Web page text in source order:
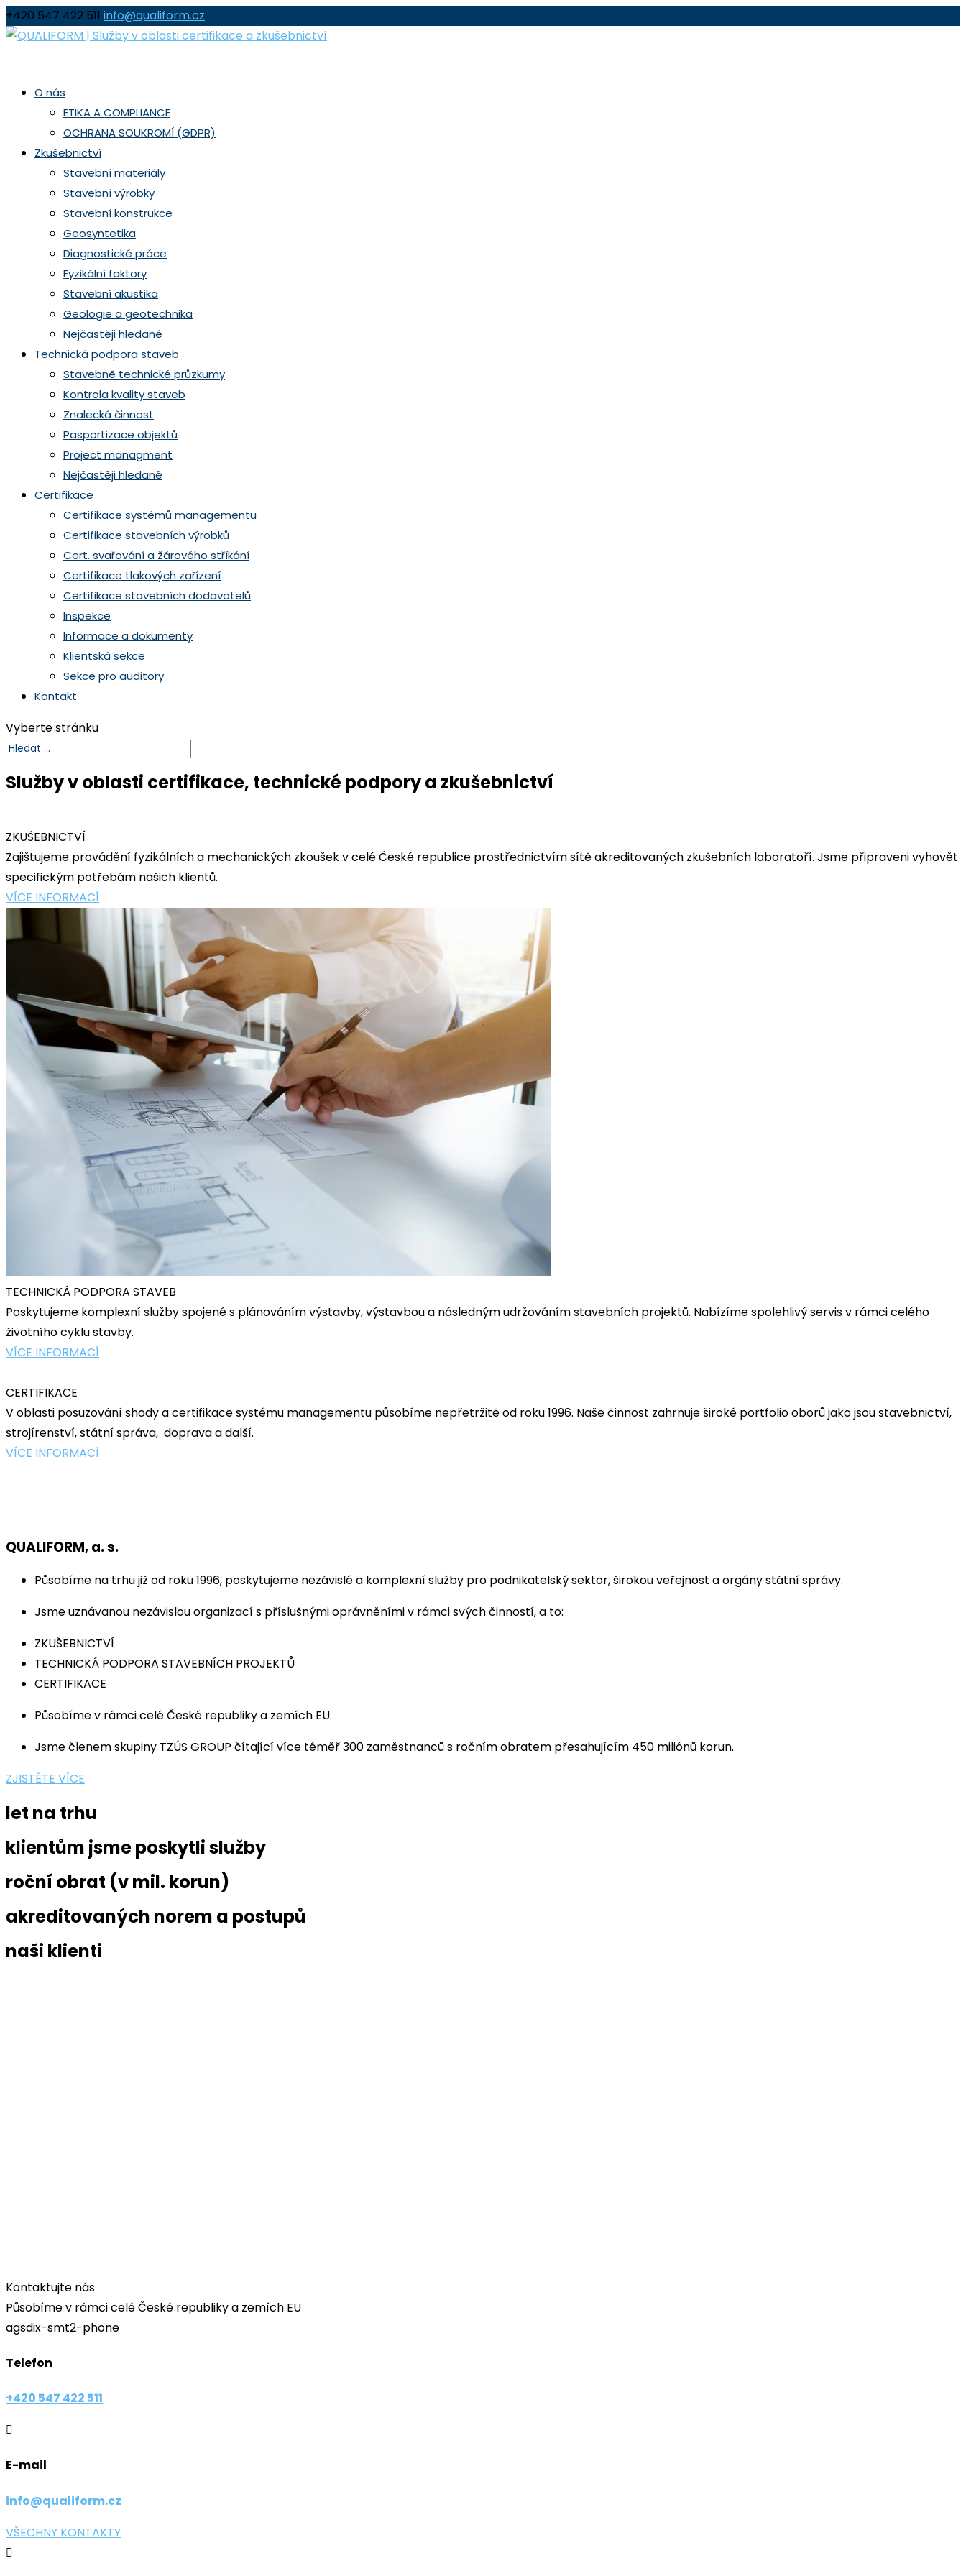
+420 547 422 511 info@qualiform.cz
O nás
ETIKA A COMPLIANCE
OCHRANA SOUKROMÍ (GDPR)
Zkušebnictví
Stavební materiály
Stavební výrobky
Stavební konstrukce
Geosyntetika
Diagnostické práce
Fyzikální faktory
Stavební akustika
Geologie a geotechnika
Nejčastěji hledané
Technická podpora staveb
Stavebně technické průzkumy
Kontrola kvality staveb
Znalecká činnost
Pasportizace objektů
Project managment
​Nejčastěji hledané
Certifikace
Certifikace systémů managementu
Certifikace stavebních výrobků
Cert. svařování a žárového stříkání
Certifikace tlakových zařízení
Certifikace stavebních dodavatelů
Inspekce
Informace a dokumenty
Klientská sekce
Sekce pro auditory
Kontakt
Vyberte stránku
Služby v oblasti certifikace, technické podpory a zkušebnictví
ZKUŠEBNICTVÍ
Zajištujeme provádění fyzikálních a mechanických zkoušek v celé České republice prostřednictvím sítě akreditovaných zkušebních laboratoří. Jsme připraveni vyhovět
specifickým potřebám našich klientů.
VÍCE INFORMACÍ
TECHNICKÁ PODPORA STAVEB
Poskytujeme komplexní služby spojené s plánováním výstavby, výstavbou a následným udržováním stavebních projektů. Nabízíme spolehlivý servis v rámci celého
životního cyklu stavby.
VÍCE INFORMACÍ
CERTIFIKACE
V oblasti posuzování shody a certifikace systému managementu působíme nepřetržitě od roku 1996. Naše činnost zahrnuje široké portfolio oborů jako jsou stavebnictví,
strojírenství, státní správa, doprava a další.
VÍCE INFORMACÍ
QUALIFORM, a. s.
Působíme na trhu již od roku 1996, poskytujeme nezávislé a komplexní služby pro podnikatelský sektor, širokou veřejnost a orgány státní správy.
Jsme uznávanou nezávislou organizací s příslušnými oprávněními v rámci svých činností, a to:
ZKUŠEBNICTVÍ
TECHNICKÁ PODPORA STAVEBNÍCH PROJEKTŮ
CERTIFIKACE
Působíme v rámci celé České republiky a zemích EU.
Jsme členem skupiny TZÚS GROUP čítající více téměř 300 zaměstnanců s ročním obratem přesahujícím 450 miliónů korun.
ZJISTĚTE VÍCE
let na trhu
klientům jsme poskytli služby
roční obrat (v mil. korun)
akreditovaných norem a postupů
naši klienti
​Kontaktujte nás
Působíme v rámci celé České republiky a zemích EU
agsdix-smt2-phone
Telefon
+420 547 422 511

E-mail
info@qualiform.cz
VŠECHNY KONTAKTY
